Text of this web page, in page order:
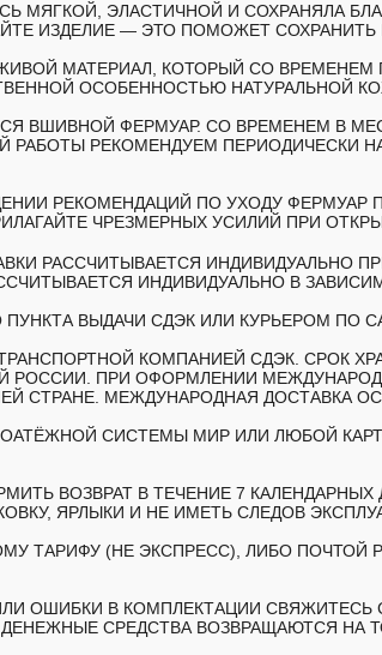
МЯГКОЙ, ЭЛАСТИЧНОЙ И СОХРАНЯЛА
ИЗДЕЛИЕ — ЭТО ПОМОЖЕТ
МАТЕРИАЛ, КОТОРЫЙ СО
ОСОБЕННОСТЬЮ НАТУРАЛЬНОЙ
ВШИВНОЙ ФЕРМУАР. СО ВРЕМЕНЕМ В
РЕКОМЕНДУЕМ ПЕРИОДИЧЕСКИ
РЕКОМЕНДАЦИЙ ПО УХОДУ ФЕРМУАР
ЧРЕЗМЕРНЫХ УСИЛИЙ ПРИ
РАССЧИТЫВАЕТСЯ ИНДИВИДУАЛЬНО
ИНДИВИДУАЛЬНО В
ВЫДАЧИ СДЭК ИЛИ КУРЬЕРОМ ПО
КОМПАНИЕЙ СДЭК. СРОК
РОССИИ. ПРИ ОФОРМЛЕНИИ
МЕЖДУНАРОДНАЯ ДОСТАВКА
СИСТЕМЫ МИР ИЛИ ЛЮБОЙ
ВОЗВРАТ В ТЕЧЕНИЕ 7
ЯРЛЫКИ И НЕ ИМЕТЬ СЛЕДОВ
ТАРИФУ (НЕ ЭКСПРЕСС), ЛИБО
ОШИБКИ В КОМПЛЕКТАЦИИ
СРЕДСТВА ВОЗВРАЩАЮТСЯ НА